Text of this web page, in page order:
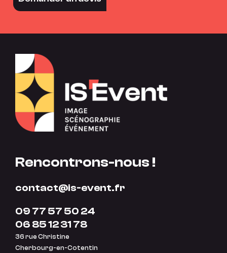
Rencontrons-nous !
contact@is-event.fr
09 77 57 50 24
06 85 12 31 78
36 rue Christine
Cherbourg-en-Cotentin